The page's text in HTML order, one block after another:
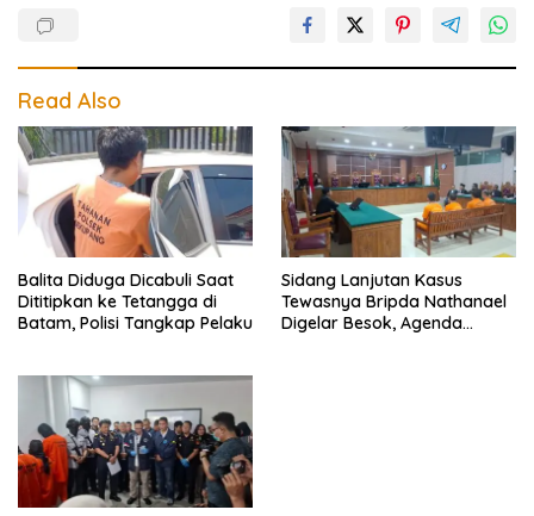
Read Also
Balita Diduga Dicabuli Saat
Dititipkan ke Tetangga di
Batam, Polisi Tangkap Pelaku
Sidang Lanjutan Kasus
Tewasnya Bripda Nathanael
Digelar Besok, Agenda